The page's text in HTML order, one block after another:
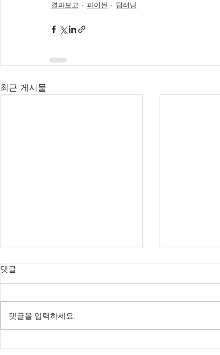
결과보고 파이썬 딥러닝
최근 게시물
댓글
댓글을 입력하세요.